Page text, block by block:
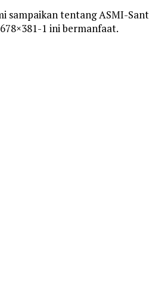
sampaikan tentang ASMI-
1 ini bermanfaat.